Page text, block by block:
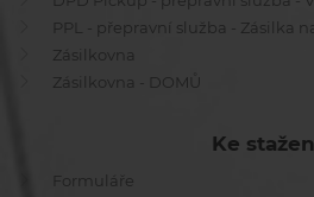
PPL - přepravní služba - Zásilka
Zásilkovna
Zásilkovna - DOMŮ
Ke
Formuláře